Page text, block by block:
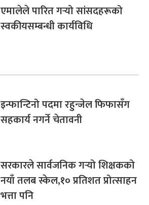
एमालेले पारित गर्‍यो सांसदहरूको
स्वकीयसम्बन्धी कार्यविधि
इन्फान्टिनो पदमा रहुन्जेल फिफासँग
सहकार्य नगर्ने चेतावनी
सरकारले सार्वजनिक गर्‍यो शिक्षकको
नयाँ तलब स्केल,१० प्रतिशत प्रोत्साहन
भत्ता पनि